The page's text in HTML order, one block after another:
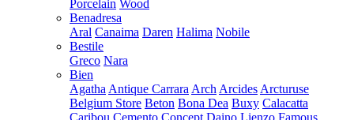
Porcelain Wood
Benadresa
Aral Canaima Daren Halima Nobile
Bestile
Greco Nara
Bien
Agatha Antique Carrara Arch Arcides Arcturuse
Belgium Store Beton Bona Dea Buxy Calacatta